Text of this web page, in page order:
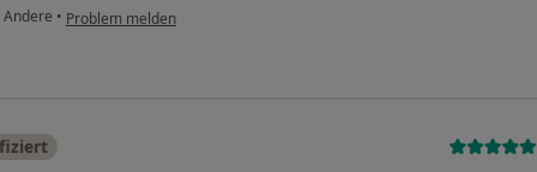
Andere • Problem melden